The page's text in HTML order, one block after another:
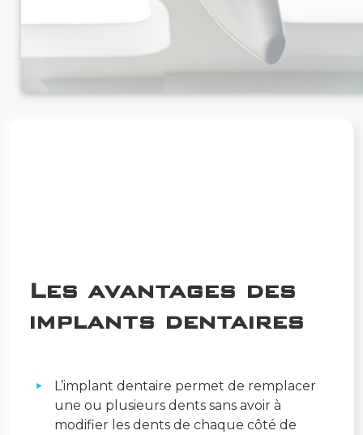
Les avantages des
implants dentaires
L’implant dentaire permet de remplacer
une ou plusieurs dents sans avoir à
modifier les dents de chaque côté de